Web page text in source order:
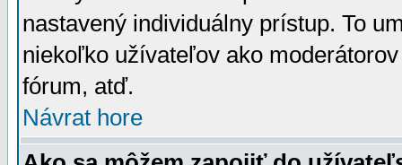
nastavený individuálny prístup. To
niekoľko užívateľov ako
fórum, atď.
Návrat hore